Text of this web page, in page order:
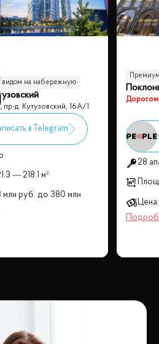
на набережную
, пр-д. Кутузовский, 16А/1
— 218.1 м²
млн руб. до 380 млн
28
Цена: